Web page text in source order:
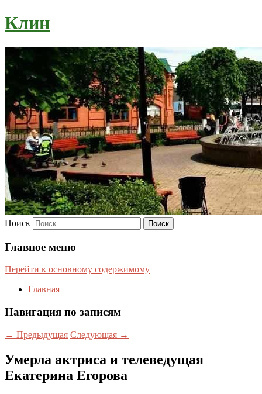
Клин
Поиск
Главное меню
Перейти к основному содержимому
Главная
Навигация по записям
← Предыдущая Следующая →
Умерла актриса и телеведущая
Екатерина Егорова